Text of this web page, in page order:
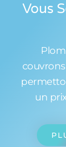
Vous
un